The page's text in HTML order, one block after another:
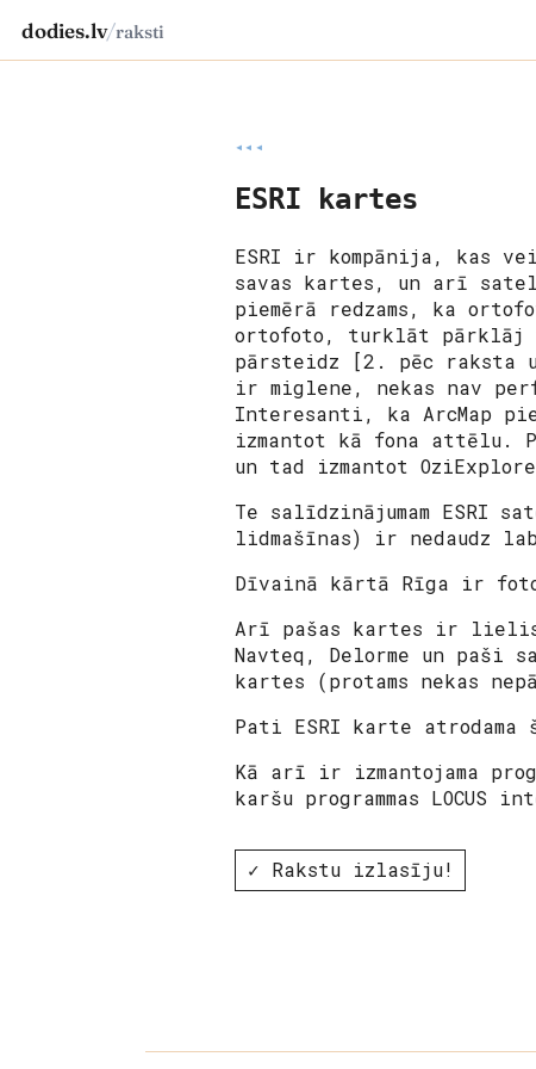
dodies.lv/raksti
◂◂◂
ESRI kartes
ESRI ir kompānija, kas
savas kartes, un arī
piemērā redzams, ka
ortofoto, turklāt pārklāj
pārsteidz [2. pēc raksta
ir miglene, nekas nav
Interesanti, ka ArcMap
izmantot kā fona attēlu.
un tad izmantot
Te salīdzinājumam ESRI
lidmašīnas) ir nedaudz
Dīvainā kārtā Rīga ir
Arī pašas kartes ir
Navteq, Delorme un paši
kartes (protams nekas
Pati ESRI karte
Kā arī ir izmantojama
karšu programmas LOCUS
✓ Rakstu izlasīju!